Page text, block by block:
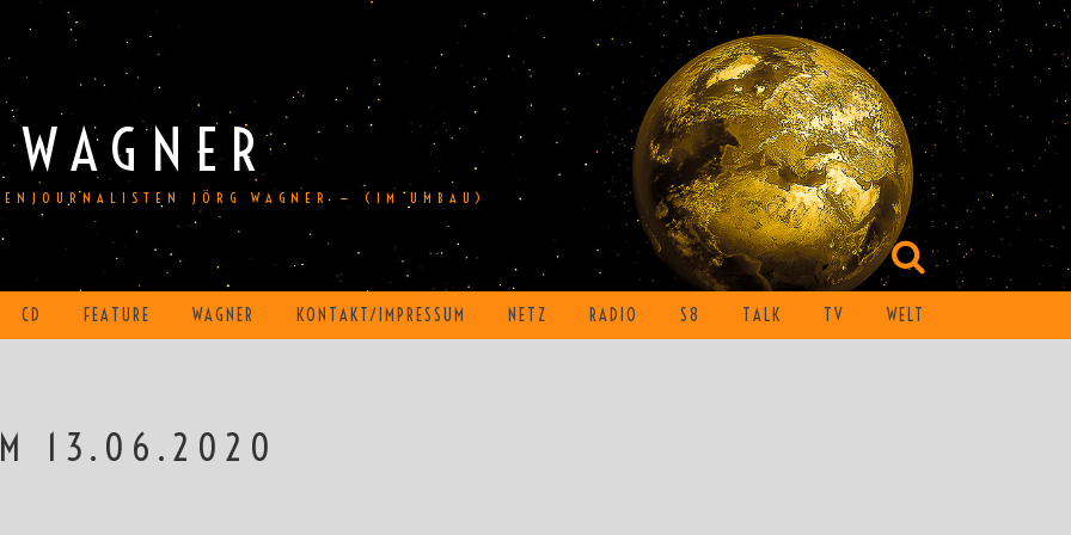
JÖRG WAGNER — (IM UMBAU)
CD FEATURE WAGNER KONTAKT/IMPRESSUM NETZ RADIO S8 TALK TV WELT
13.06.2020